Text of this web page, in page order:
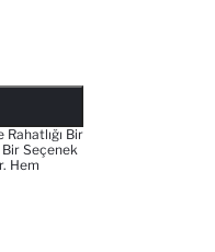
Rahatlığı Bir
Bir Seçenek
Hem